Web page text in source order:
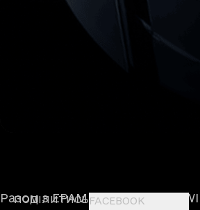
ПОДІЛИТИСЬFACEBOOK
Разом з EPAM Ukraine та